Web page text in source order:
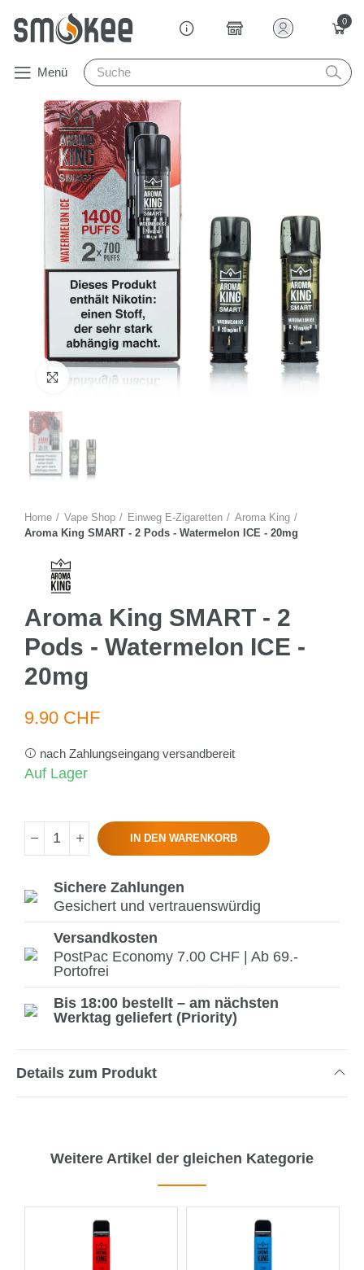
0
Menü
Zum Vergrössern anklicken
Home Vape Shop Einweg E-Zigaretten
Aroma King
Aroma King SMART - 2 Pods - Watermelon ICE - 20mg
Aroma King SMART - 2
Pods - Watermelon ICE -
20mg
9.90 CHF
nach Zahlungseingang versandbereit
Auf Lager
IN DEN WARENKORB
Sichere Zahlungen
Gesichert und vertrauenswürdig
Versandkosten
PostPac Economy 7.00 CHF | Ab 69.-
Portofrei
Bis 18:00 bestellt – am nächsten
Werktag geliefert (Priority)
Details zum Produkt
Weitere Artikel der gleichen Kategorie